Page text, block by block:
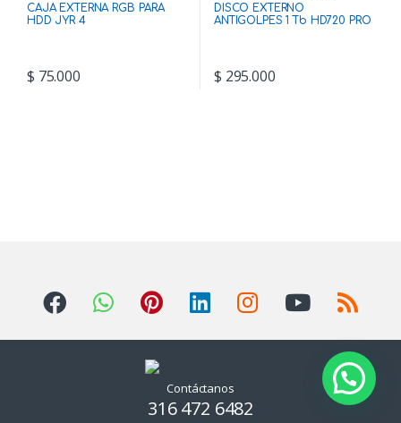
CAJA EXTERNA RGB PARA
HDD JYR 4
$ 75.000
DISCO EXTERNO
ANTIGOLPES 1 Tb HD720 PRO
$ 295.000
Contáctanos
316 472 6482